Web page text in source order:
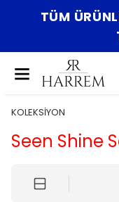
TÜM
KOLEKSİYON
Seen Shine